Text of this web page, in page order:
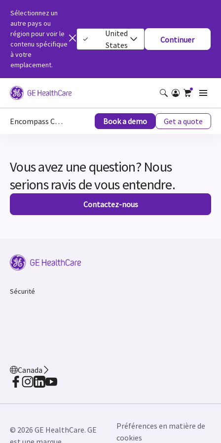
Sélectionnez un
autre pays ou
région pour voir le
contenu spécifique
à votre
emplacement.
United
States
Continuer
Encompass Contact Us Book a demo Get a quote
Vous avez une question? Nous
serions ravis de vous entendre.
Contactez-nous
Sécurité
Canada
© 2026 GE HealthCare. GE
Préférences en matière de
cookies